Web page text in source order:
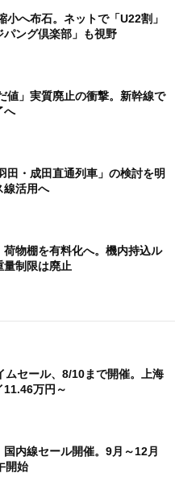
小へ布石。ネットで「U22割」
パング倶楽部」も視野
値」実質廃止の衝撃。新幹線で
へ
田・成田直通列車」の検討を明
線活用へ
荷物棚を有料化へ。機内持込ル
量制限は廃止
ムセール、8/10まで開催。上海
万円～
内線セール開催。9月～12月
開始